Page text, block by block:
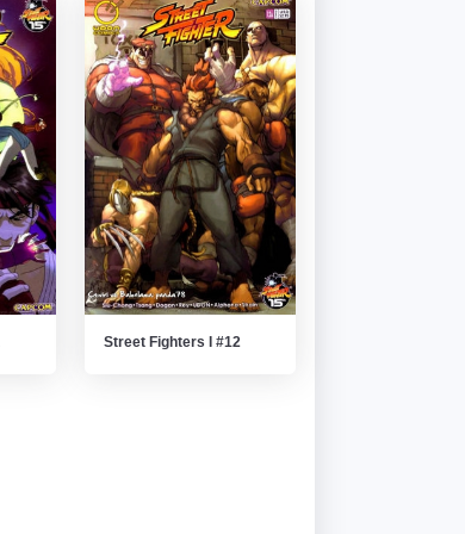
Street Fighters I #12